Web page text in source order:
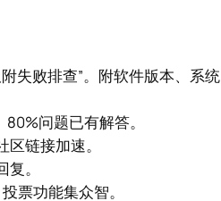
失败排查”。附软件版本、系
问题已有解答。
链接加速。
。
票功能集众智。